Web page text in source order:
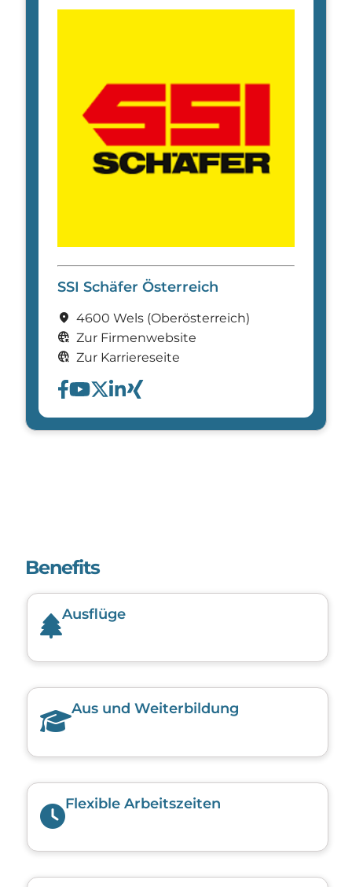
SSI Schäfer Österreich
location_on 4600 Wels (Ober­österreich)
captive_portal Zur Firmenwebsite
captive_portal Zur Karriereseite
Benefits
Ausflüge
Aus und Weiterbildung
Flexible Arbeitszeiten